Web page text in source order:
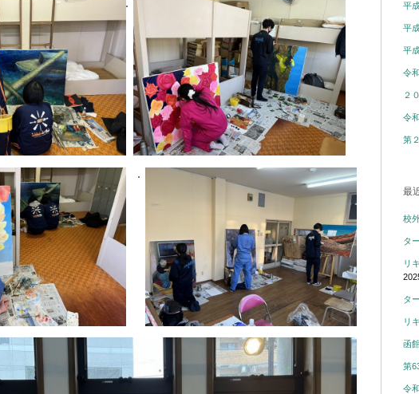
平
平
平
令
２
令
第
最
校
タ
リ
タ
リ
函
第
令